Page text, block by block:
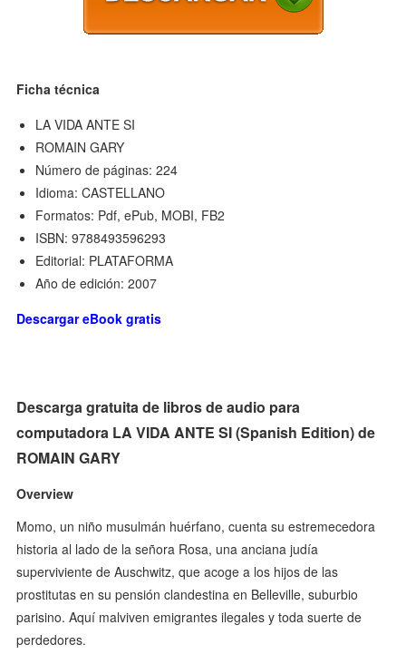
Ficha técnica
LA VIDA ANTE SI
ROMAIN GARY
Número de páginas: 224
Idioma: CASTELLANO
Formatos: Pdf, ePub, MOBI, FB2
ISBN: 9788493596293
Editorial: PLATAFORMA
Año de edición: 2007
Descargar eBook gratis
Descarga gratuita de libros de audio para
computadora LA VIDA ANTE SI (Spanish Edition) de
ROMAIN GARY
Overview
Momo, un niño musulmán huérfano, cuenta su estremecedora
historia al lado de la señora Rosa, una anciana judía
superviviente de Auschwitz, que acoge a los hijos de las
prostitutas en su pensión clandestina en Belleville, suburbio
parisino. Aquí malviven emigrantes ilegales y toda suerte de
perdedores.